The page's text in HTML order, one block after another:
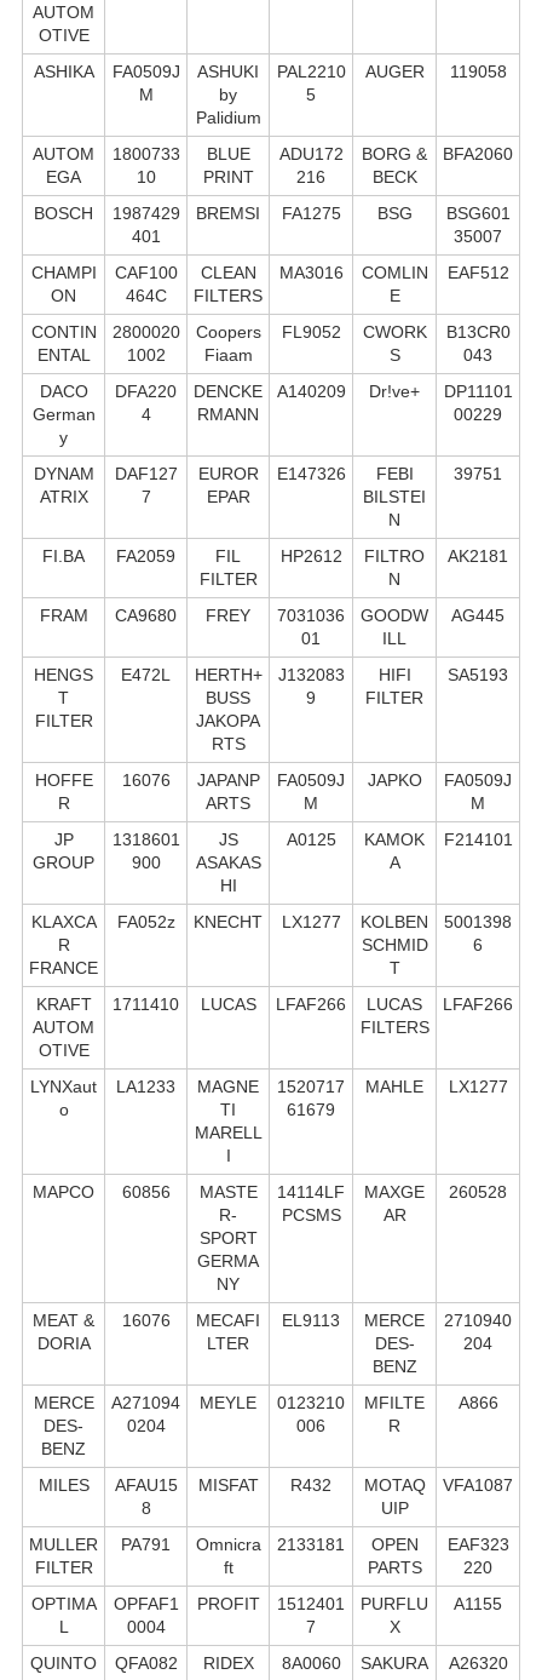
AUTOM
OTIVE
ASHIKA
FA0509J
M
ASHUKI
by
Palidium
PAL2210
5
AUGER 119058
AUTOM
EGA
1800733
10
BLUE
PRINT
ADU172
216
BORG &
BECK
BFA2060
BOSCH
1987429
401
BREMSI FA1275 BSG
BSG601
35007
CHAMPI
ON
CAF100
464C
CLEAN
FILTERS
MA3016
COMLIN
E
EAF512
CONTIN
ENTAL
2800020
1002
Coopers
Fiaam
FL9052
CWORK
S
B13CR0
043
DACO
German
y
DFA220
4
DENCKE
RMANN
A140209 Dr!ve+
DP11101
00229
DYNAM
ATRIX
DAF127
7
EUROR
EPAR
E147326
FEBI
BILSTEI
N
39751
FI.BA FA2059
FIL
FILTER
HP2612
FILTRO
N
AK2181
FRAM CA9680 FREY
7031036
01
GOODW
ILL
AG445
HENGS
T
FILTER
E472L
HERTH+
BUSS
JAKOPA
RTS
J132083
9
HIFI
FILTER
SA5193
HOFFE
R
16076
JAPANP
ARTS
FA0509J
M
JAPKO
FA0509J
M
JP
GROUP
1318601
900
JS
ASAKAS
HI
A0125
KAMOK
A
F214101
KLAXCA
R
FRANCE
FA052z KNECHT LX1277
KOLBEN
SCHMID
T
5001398
6
KRAFT
AUTOM
OTIVE
1711410 LUCAS LFAF266
LUCAS
FILTERS
LFAF266
LYNXaut
o
LA1233
MAGNE
TI
MARELL
I
1520717
61679
MAHLE LX1277
MAPCO 60856
MASTE
R-
SPORT
GERMA
NY
14114LF
PCSMS
MAXGE
AR
260528
MEAT &
DORIA
16076
MECAFI
LTER
EL9113
MERCE
DES-
BENZ
2710940
204
MERCE
DES-
BENZ
A271094
0204
MEYLE
0123210
006
MFILTE
R
A866
MILES
AFAU15
8
MISFAT R432
MOTAQ
UIP
VFA1087
MULLER
FILTER
PA791
Omnicra
ft
2133181
OPEN
PARTS
EAF323
220
OPTIMA
L
OPFAF1
0004
PROFIT
1512401
7
PURFLU
X
A1155
QUINTO
QFA082
RIDEX 8A0060
SAKURA
A26320